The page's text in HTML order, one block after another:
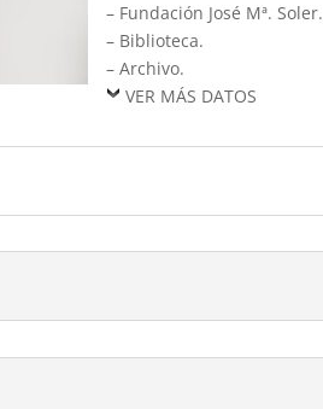
– Fundación José Mª. Soler.
– Biblioteca.
– Archivo.
VER MÁS DATOS